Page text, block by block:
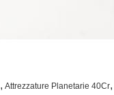
, Attrezzature Planetarie 40Cr,